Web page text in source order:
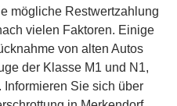
mögliche Restwertzahlung
vielen Faktoren. Einige
von alten Autos
der Klasse M1 und N1,
Sie sich über